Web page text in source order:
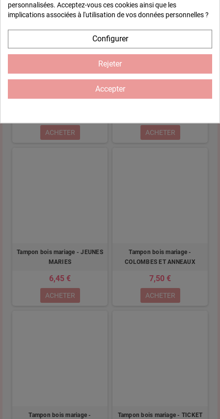
Tampon bois mariage - PETITES
ALLIANCES
ACHETER
ALLIANCES ET COEURS
ACHETER
Tampon bois mariage - JEUNES
MARIES
6,45 €
ACHETER
Tampon bois mariage -
COLOMBES ET ANNEAUX
7,50 €
ACHETER
Tampon bois mariage -
Tampon bois mariage - TICKET
personnalisées. Acceptez-vous ces cookies ainsi que les
implications associées à l'utilisation de vos données personnelles ?
Configurer
Rejeter
Accepter